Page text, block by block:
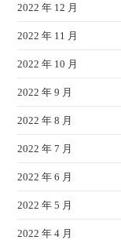
2022 年 12 月
2022 年 11 月
2022 年 10 月
2022 年 9 月
2022 年 8 月
2022 年 7 月
2022 年 6 月
2022 年 5 月
2022 年 4 月